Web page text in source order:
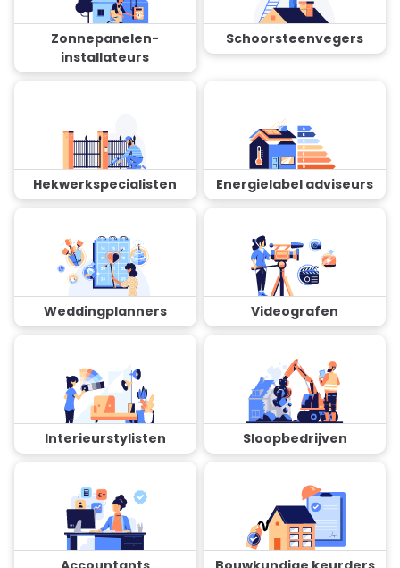
Zonnepanelen-
installateurs
Schoorsteenvegers
Hekwerkspecialisten Energielabel adviseurs
Weddingplanners Videografen
Interieurstylisten Sloopbedrijven